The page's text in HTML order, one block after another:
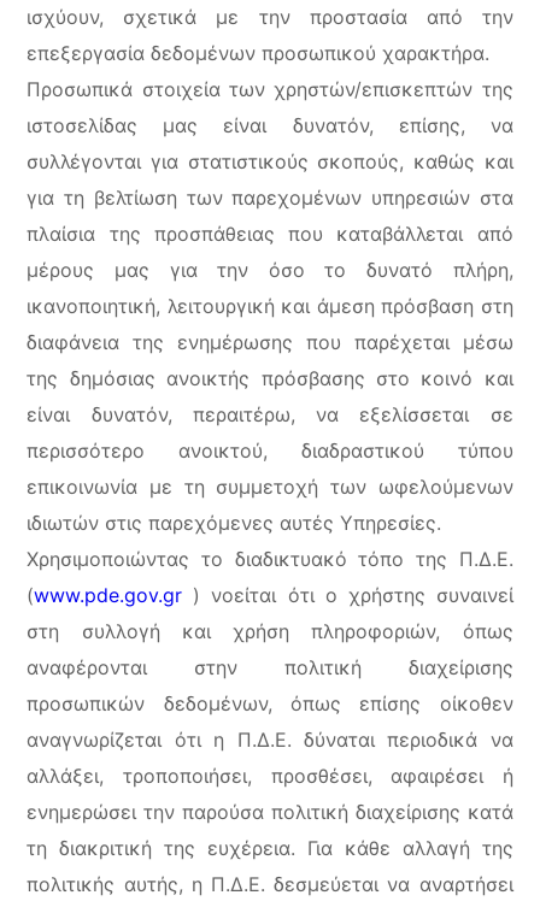
ισχύουν, σχετικά με την προστασία από την
επεξεργασία δεδομένων προσωπικού χαρακτήρα.
Προσωπικά στοιχεία των χρηστών/επισκεπτών της
ιστοσελίδας μας είναι δυνατόν, επίσης, να
συλλέγονται για στατιστικούς σκοπούς, καθώς και
για τη βελτίωση των παρεχομένων υπηρεσιών στα
πλαίσια της προσπάθειας που καταβάλλεται από
μέρους μας για την όσο το δυνατό πλήρη,
ικανοποιητική, λειτουργική και άμεση πρόσβαση στη
διαφάνεια της ενημέρωσης που παρέχεται μέσω
της δημόσιας ανοικτής πρόσβασης στο κοινό και
είναι δυνατόν, περαιτέρω, να εξελίσσεται σε
περισσότερο ανοικτού, διαδραστικού τύπου
επικοινωνία με τη συμμετοχή των ωφελούμενων
ιδιωτών στις παρεχόμενες αυτές Υπηρεσίες.
Χρησιμοποιώντας το διαδικτυακό τόπο της Π.Δ.Ε.
(www.pde.gov.gr ) νοείται ότι ο χρήστης συναινεί
στη συλλογή και χρήση πληροφοριών, όπως
αναφέρονται στην πολιτική διαχείρισης
προσωπικών δεδομένων, όπως επίσης οίκοθεν
αναγνωρίζεται ότι η Π.Δ.Ε. δύναται περιοδικά να
αλλάξει, τροποποιήσει, προσθέσει, αφαιρέσει ή
ενημερώσει την παρούσα πολιτική διαχείρισης κατά
τη διακριτική της ευχέρεια. Για κάθε αλλαγή της
πολιτικής αυτής, η Π.Δ.Ε. δεσμεύεται να αναρτήσει